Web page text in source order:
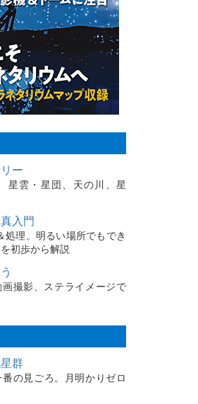
ー
星雲・星団、天の川、星
入門
処理。明るい場所でもでき
初歩から解説
撮影、ステライメージで
群
の見ごろ。月明かりゼロ